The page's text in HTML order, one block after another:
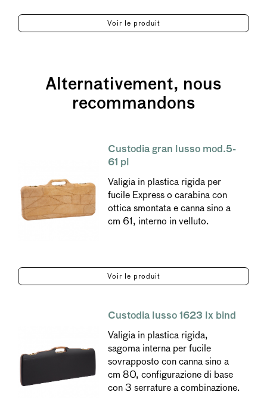
Voir le produit
Alternativement, nous
recommandons
Custodia gran lusso mod.5-
61 pl
Valigia in plastica rigida per
fucile Express o carabina con
ottica smontata e canna sino a
cm 61, interno in velluto.
Voir le produit
Custodia lusso 1623 lx bind
Valigia in plastica rigida,
sagoma interna per fucile
sovrapposto con canna sino a
cm 80, configurazione di base
con 3 serrature a combinazione.